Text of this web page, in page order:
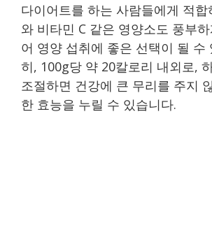
다이어트를 하는 사람들에게 적
와 비타민 C 같은 영양소도 풍부
어 영양 섭취에 좋은 선택이 될 수
히, 100g당 약 20칼로리 내외로,
조절하면 건강에 큰 무리를 주지
한 효능을 누릴 수 있습니다.